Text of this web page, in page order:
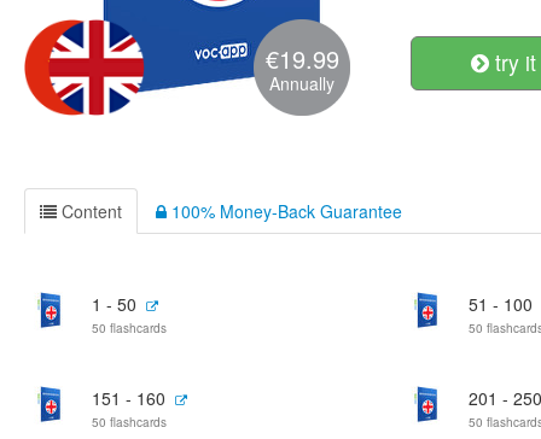
€19.99
Annually
try
Content 100% Money-Back Guarantee
1 - 50
50 flashcards
51 - 100
50
151 - 160
50 flashcards
201 - 250
50